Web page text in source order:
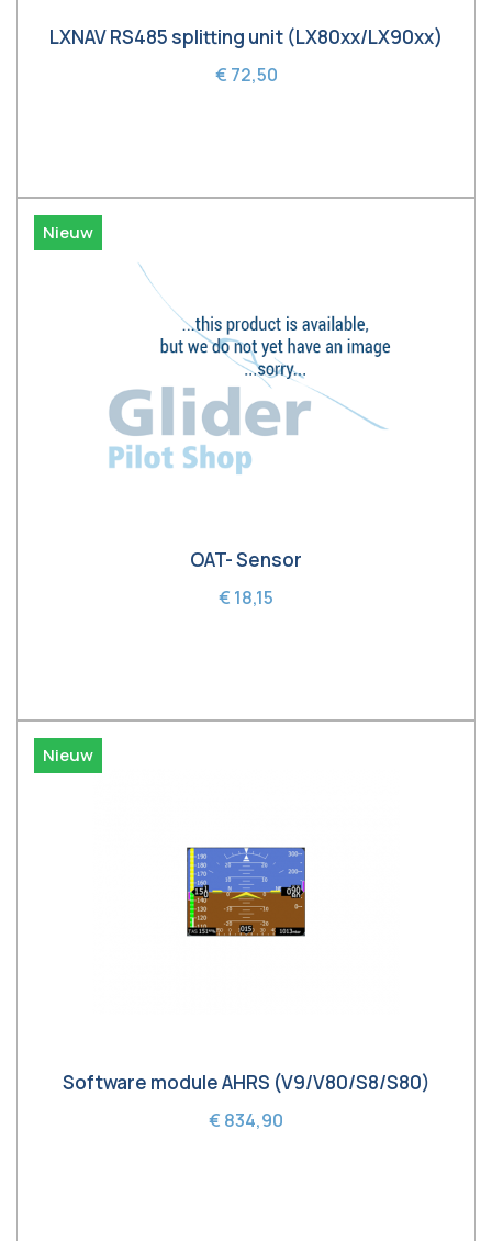
LXNAV RS485 splitting unit (LX80xx/LX90xx)
€ 72,50
Nieuw
OAT- Sensor
€ 18,15
Nieuw
Software module AHRS (V9/V80/S8/S80)
€ 834,90